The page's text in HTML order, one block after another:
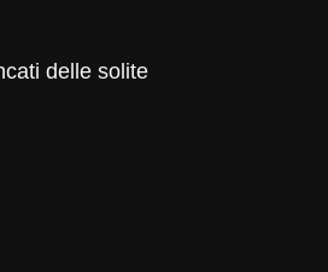
delle solite